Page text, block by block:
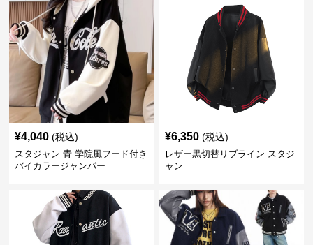
¥4,040 (税込)
スタジャン 青 学院風フード付き
バイカラージャンパー
¥6,350 (税込)
レザー黒切替リブライン スタジ
ャン